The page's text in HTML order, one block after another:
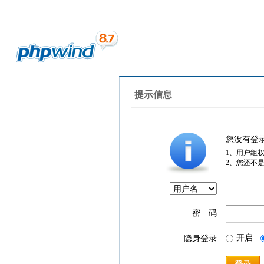
提示信息
您没有登
1、用户组
2、您还不
密 码
隐身登录 开启